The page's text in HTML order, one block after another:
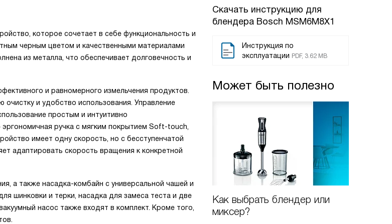
Скачать инструкцию для
блендера Bosch MSM6M8X1
Инструкция по
эксплуатации PDF, 3.62 MB
Может быть полезно
Как выбрать блендер или
миксер?
которое сочетает в себе функциональность и
черным цветом и качественными материалами
из металла, что обеспечивает долговечность и
и равномерного измельчения продуктов.
очистку и удобство использования. Управление
простым и интуитивно
ручка с мягким покрытием Soft-touch,
имеет одну скорость, но с бесступенчатой
адаптировать скорость вращения к конкретной
а также насадка-комбайн с универсальной чашей и
шинковки и терки, насадка для замеса теста и две
насос также входят в комплект. Кроме того,